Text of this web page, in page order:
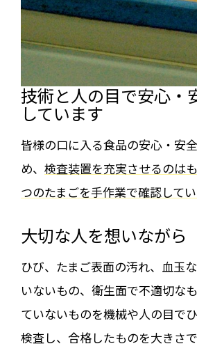
技術と人の目で安心・
しています
皆様の口に入る食品の安心・安
め、 検査装置を充実させるのは
つのたまごを手作業で確認してい
大切な人を想いながら
ひび、たまご表面の汚れ、血玉
いないもの、衛生面で不適切な
ていないものを機械や人の目で
検査し、合格したものを大きさ